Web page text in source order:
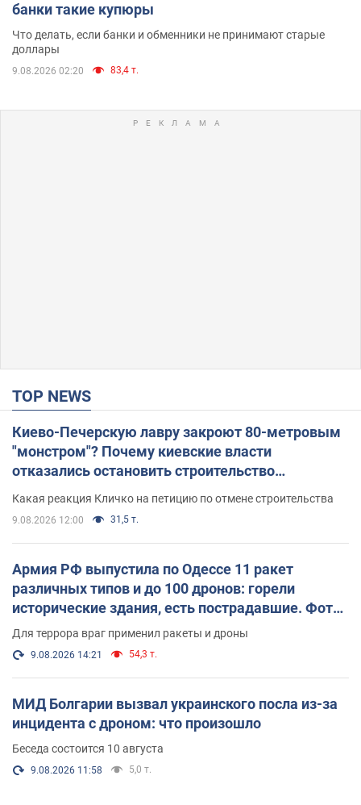
банки такие купюры
Что делать, если банки и обменники не принимают старые
доллары
9.08.2026 02:20 83,4 т.
TOP NEWS
Киево-Печерскую лавру закроют 80-метровым
"монстром"? Почему киевские власти
отказались остановить строительство
небоскреба "московского верующего"
Какая реакция Кличко на петицию по отмене строительства
9.08.2026 12:00 31,5 т.
Армия РФ выпустила по Одессе 11 ракет
различных типов и до 100 дронов: горели
исторические здания, есть пострадавшие. Фото
и видео
Для террора враг применил ракеты и дроны
9.08.2026 14:21 54,3 т.
МИД Болгарии вызвал украинского посла из-за
инцидента с дроном: что произошло
Беседа состоится 10 августа
9.08.2026 11:58 5,0 т.